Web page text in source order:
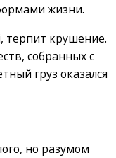
жизни.
терпит крушение.
собранных с
груз оказался
но разумом